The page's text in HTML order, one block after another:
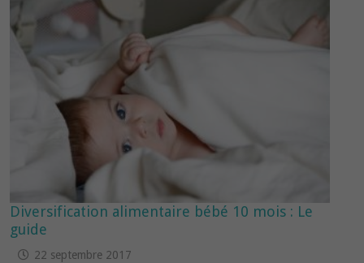
Diversification alimentaire bébé 10 mois : Le
guide
22 septembre 2017